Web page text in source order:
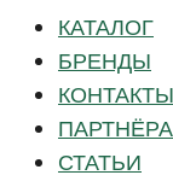
КАТАЛОГ
БРЕНДЫ
КОНТАКТЫ
СТАТЬИ